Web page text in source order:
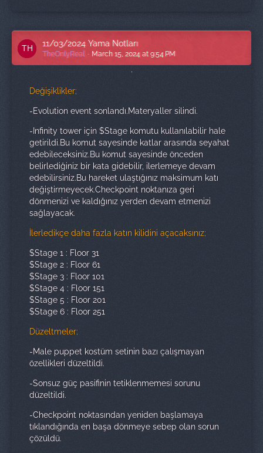
11/03/2024 Yama Notları
TheOnlyReal March 15, 2024 at 9:54 PM
Değişiklikler;
-Evolution event sonlandı.Materyaller silindi.
-Infinity tower için $Stage komutu kullanılabilir hale
getirildi.Bu komut sayesinde katlar arasında seyahat
edebileceksiniz.Bu komut sayesinde önceden
belirlediğiniz bir kata gidebilir, ilerlemeye devam
edebilirsiniz.Bu hareket ulaştığınız maksimum katı
değiştirmeyecek.Checkpoint noktanıza geri
dönmenizi ve kaldığınız yerden devam etmenizi
sağlayacak.
İlerledikçe daha fazla katın kilidini açacaksınız;
$Stage 1 : Floor 31
$Stage 2 : Floor 61
$Stage 3 : Floor 101
$Stage 4 : Floor 151
$Stage 5 : Floor 201
$Stage 6 : Floor 251
Düzeltmeler;
-Male puppet kostüm setinin bazı çalışmayan
özellikleri düzeltildi.
-Sonsuz güç pasifinin tetiklenmemesi sorunu
düzeltildi.
-Checkpoint noktasından yeniden başlamaya
tıklandığında en başa dönmeye sebep olan sorun
çözüldü.